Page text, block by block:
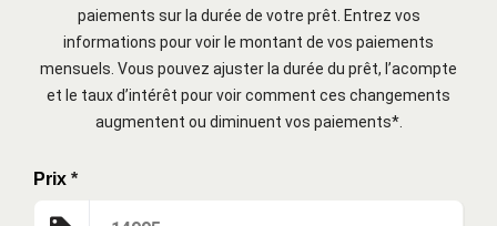
paiements sur la durée de votre prêt. Entrez vos
informations pour voir le montant de vos paiements
mensuels. Vous pouvez ajuster la durée du prêt, l’acompte
et le taux d’intérêt pour voir comment ces changements
augmentent ou diminuent vos paiements*.
Prix *